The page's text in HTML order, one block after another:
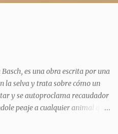
es una obra escrita por una
la selva y trata sobre cómo un
y se autoproclama recaudador
peaje a cualquier animal que